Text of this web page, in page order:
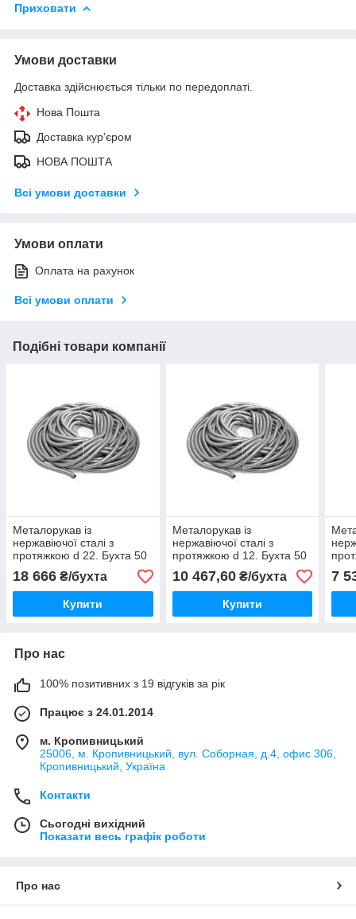
Приховати
Умови доставки
Доставка здійснюється тільки по передоплаті.
Нова Пошта
Доставка кур'єром
НОВА ПОШТА
Всі умови доставки
Умови оплати
Оплата на рахунок
Всі умови оплати
Подібні товари компанії
Металорукав із
нержавіючої сталі з
протяжкою d 22. Бухта 50
м
18 666 ₴/бухта
Купити
Металорукав із
нержавіючої сталі з
протяжкою d 12. Бухта 50
м
10 467,60₴/бухта
Купити
м
7
Про нас
100% позитивних з 19 відгуків за рік
Працює з 24.01.2014
м. Кропивницький
25006, м. Кропивницький, вул. Соборная, д.4, офис 306,
Кропивницький, Україна
Контакти
Сьогодні вихідний
Показати весь графік роботи
Про нас